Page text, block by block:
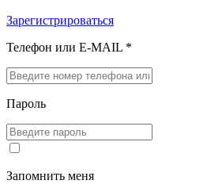
Зарегистрироваться
Телефон или E-MAIL *
Пароль
Запомнить меня